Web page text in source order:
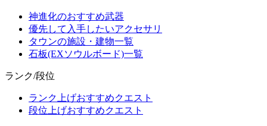
神進化のおすすめ武器
優先して入手したいアクセサリ
タウンの施設・建物一覧
石板(EXソウルボード)一覧
ランク/段位
ランク上げおすすめクエスト
段位上げおすすめクエスト